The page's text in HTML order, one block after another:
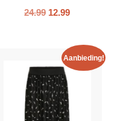
24.99 12.99
Aanbieding!